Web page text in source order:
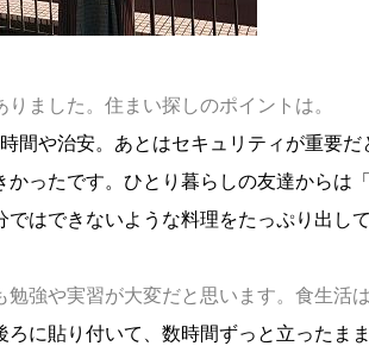
ました。住まい探しのポイントは。
間や治安。あとはセキュリティが重要
かったです。ひとり暮らしの友達から
ではできないような料理をたっぷり出し
勉強や実習が大変だと思います。食生活
に貼り付いて、数時間ずっと立ったま